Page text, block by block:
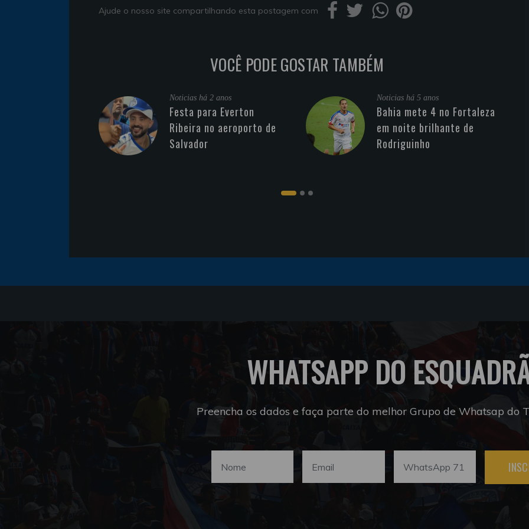
Ajude o nosso site compartilhando esta postagem com
VOCÊ PODE GOSTAR TAMBÉM
Noticias há 2 anos
Festa para Everton
Ribeira no aeroporto de
Salvador
Noticias há 5 anos
Bahia mete 4 no Fortaleza
em noite brilhante de
Rodriguinho
WHATSAPP DO
Preencha os dados e faça parte do melhor Grupo de Whatsap do